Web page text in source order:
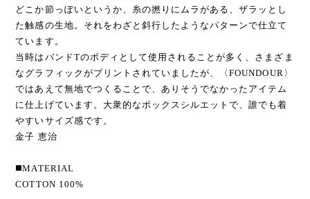
どこか節っぽいというか、糸の撚りにムラがある、ザラッとし
た触感の生地。それをわざと斜行したようなパターンで仕立て
ています。
当時はバンドTのボディとして使用されることが多く、さまざま
なグラフィックがプリントされていましたが、〈FOUNDOUR〉
ではあえて無地でつくることで、ありそうでなかったアイテム
に仕上げています。大衆的なボックスシルエットで、誰でも着
やすいサイズ感です。
金子 恵治
◼️MATERIAL
COTTON 100%